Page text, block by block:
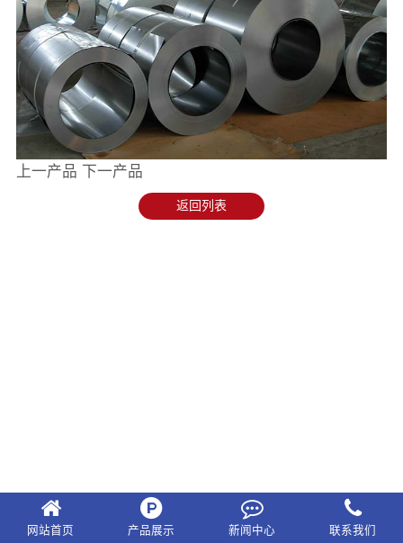
上一产品 下一产品
返回列表
网站首页 产品展示 新闻中心 联系我们